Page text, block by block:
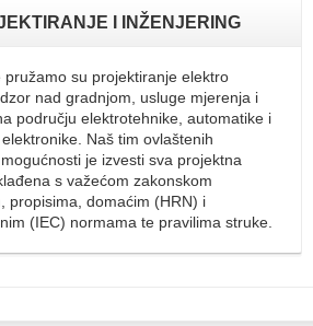
I INŽENJERING
pružamo su projektiranje elektro
nad gradnjom, usluge mjerenja i
području elektrotehnike, automatike i
Naš tim ovlaštenih
je izvesti sva projektna
s važećom zakonskom
propisima, domaćim (HRN) i
(IEC) normama te pravilima struke.